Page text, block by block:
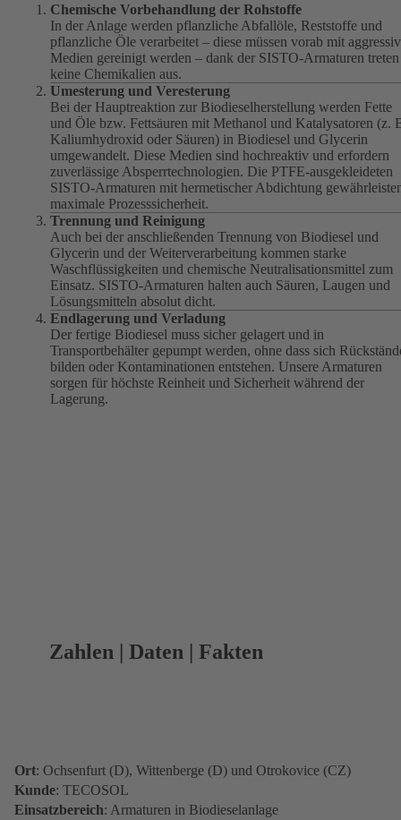
Chemische Vorbehandlung der Rohstoffe
In der Anlage werden pflanzliche Abfallöle, Reststoffe und
pflanzliche Öle verarbeitet – diese müssen vorab mit
Medien gereinigt werden – dank der SISTO-Armaturen treten
keine Chemikalien aus.
Umesterung und Veresterung
Bei der Hauptreaktion zur Biodieselherstellung werden Fette
und Öle bzw. Fettsäuren mit Methanol und Katalysatoren (z.
Kaliumhydroxid oder Säuren) in Biodiesel und Glycerin
umgewandelt. Diese Medien sind hochreaktiv und erfordern
zuverlässige Absperrtechnologien. Die PTFE-ausgekleideten
SISTO-Armaturen mit hermetischer Abdichtung
maximale Prozesssicherheit.
Trennung und Reinigung
Auch bei der anschließenden Trennung von Biodiesel und
Glycerin und der Weiterverarbeitung kommen starke
Waschflüssigkeiten und chemische Neutralisationsmittel zum
Einsatz. SISTO-Armaturen halten auch Säuren, Laugen und
Lösungsmitteln absolut dicht.
Endlagerung und Verladung
Der fertige Biodiesel muss sicher gelagert und in
Transportbehälter gepumpt werden, ohne dass sich
bilden oder Kontaminationen entstehen. Unsere Armaturen
sorgen für höchste Reinheit und Sicherheit während der
Lagerung.
Zahlen | Daten | Fakten
Ort: Ochsenfurt (D), Wittenberge (D) und Otrokovice (CZ)
Kunde: TECOSOL
Einsatzbereich: Armaturen in Biodieselanlage